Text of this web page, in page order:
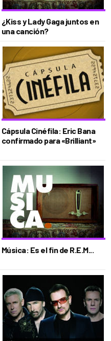
¿Kiss y Lady Gaga juntos en
una canción?
Cápsula Cinéfila: Eric Bana
confirmado para «Brilliant»
Música: Es el fin de R.E.M...